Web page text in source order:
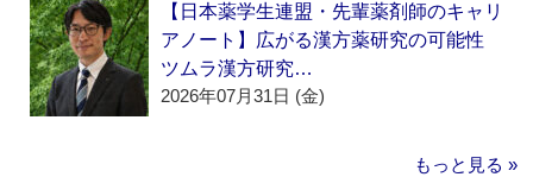
【日本薬学生連盟・先輩薬剤師のキャリ
アノート】広がる漢方薬研究の可能性
ツムラ漢方研究…
2026年07月31日 (金)
もっと見る »